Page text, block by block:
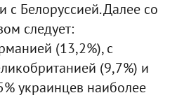
Белоруссией. Далее со
следует:
(13,2%), с
(9,7%) и
украинцев наиболее